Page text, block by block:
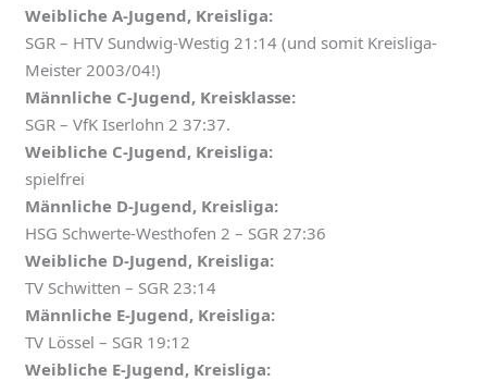
Weibliche A-Jugend, Kreisliga:
SGR – HTV Sundwig-Westig 21:14 (und somit Kreisliga-
Meister 2003/04!)
Männliche C-Jugend, Kreisklasse:
SGR – VfK Iserlohn 2 37:37.
Weibliche C-Jugend, Kreisliga:
spielfrei
Männliche D-Jugend, Kreisliga:
HSG Schwerte-Westhofen 2 – SGR 27:36
Weibliche D-Jugend, Kreisliga:
TV Schwitten – SGR 23:14
Männliche E-Jugend, Kreisliga:
TV Lössel – SGR 19:12
Weibliche E-Jugend, Kreisliga: